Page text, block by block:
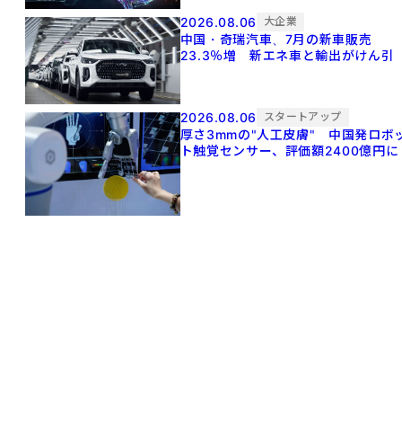
2026.08.06 大企業
中国・奇瑞汽車、7月の新車販売
23.3％増 新エネ車と輸出がけん引
2026.08.06 スタートアップ
厚さ3mmの"人工皮膚" 中国発ロボ
ト触覚センサー、評価額2400億円に